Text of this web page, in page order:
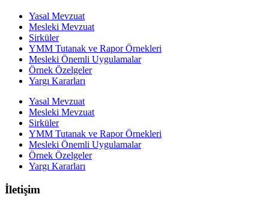
Yasal Mevzuat
Mesleki Mevzuat
Sirküler
YMM Tutanak ve Rapor Örnekleri
Mesleki Önemli Uygulamalar
Örnek Özelgeler
Yargı Kararları
Yasal Mevzuat
Mesleki Mevzuat
Sirküler
YMM Tutanak ve Rapor Örnekleri
Mesleki Önemli Uygulamalar
Örnek Özelgeler
Yargı Kararları
İletişim